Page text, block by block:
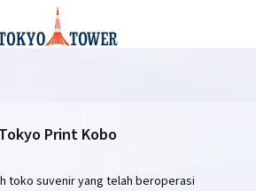
Tokyo Print Kobo
toko suvenir yang telah beroperasi